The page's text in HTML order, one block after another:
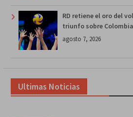
RD retiene el oro del
triunfo sobre Colombia
agosto 7, 2026
Ultimas Noticias